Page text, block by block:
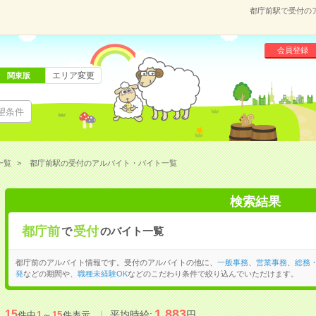
都庁前駅で受付の
条件
会員登録
関東版 エリア変更
覧 都庁前駅の受付のアルバイト・バイト一覧
検索結果
都庁前で 受付のバイト一覧
都庁前のアルバイト情報です。受付のアルバイトの他に、 一般事務、 営業事務、 総務
発などの期間や、 職種未経験OKなどのこだわり条件で絞り込んでいただけます。